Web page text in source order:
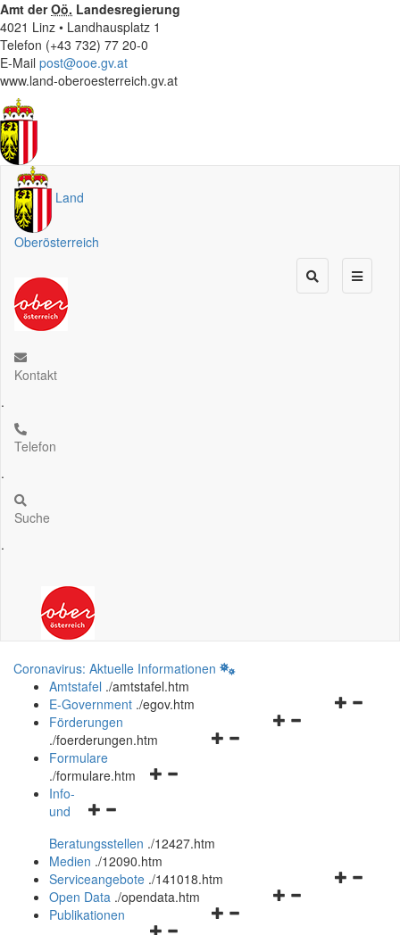
Amt derOö. Landesregierung
4021 Linz • Landhausplatz 1
Telefon (+43 732) 77 20-0
E-Mail post@ooe.gv.at
www.land-oberoesterreich.gv.at
Land
Oberösterreich
Kontakt
.
Telefon
.
Suche
.
Coronavirus: Aktuelle Informationen
Amtstafel ./amtstafel.htm
Navigationsmenü
E-Government ./egov.htm
Navigationsmenü
Förderungen
./foerderungen.htm
Navigationsmenü
Formulare
./formulare.htm
Navigationsmenü
und
schließen
Info-
und
Beratungsstellen ./12427.htm
Medien ./12090.htm
Navigationsmenü
Serviceangebote ./141018.htm
Navigationsmenü
Open Data ./opendata.htm
Navigationsmenü
Publikationen